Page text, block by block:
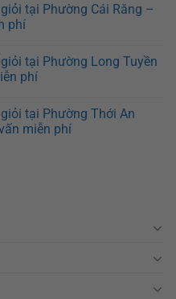
tại Phường Cái Răng –
phí
tại Phường Long Tuyền
phí
tại Phường Thới An
miễn phí